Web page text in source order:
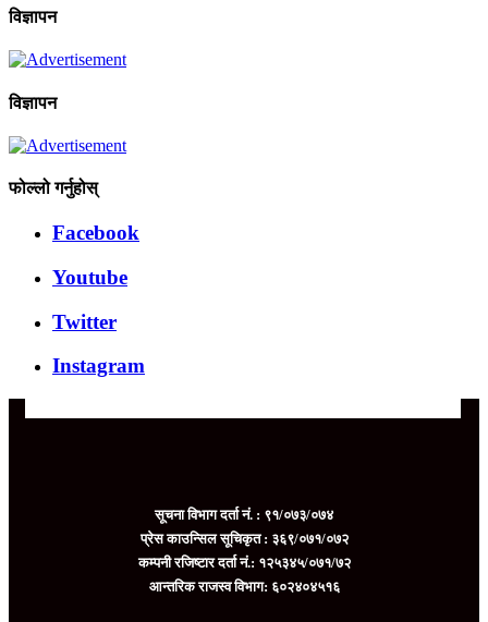
विज्ञापन
विज्ञापन
फोल्लो गर्नुहोस्
Facebook
Youtube
Twitter
Instagram
सूचना विभाग दर्ता नं. : ९१/०७३/०७४
प्रेस काउन्सिल सूचिकृत : ३६९/०७१/०७२
कम्पनी रजिष्टार दर्ता नं.: १२५३४५/०७१/७२
आन्तरिक राजस्व विभाग: ६०२४०४५१६